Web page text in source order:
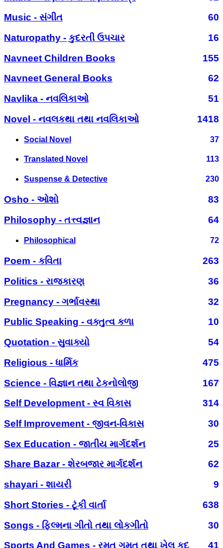
Music - સંગીત
60
Naturopathy - કુદરતી ઉપચાર
16
Navneet Children Books
155
Navneet General Books
62
Navlika - નવલિકાઓ
51
Novel - નવલકથા તથા નવલિકાઓ
1418
Social Novel 37
Translated Novel 113
Suspense & Detective 230
Osho - ઓશો
83
Philosophy - તત્ત્વજ્ઞાન
64
Philosophical 72
Poem - કવિતા
263
Politics - રાજકારણ
36
Pregnancy - ગર્ભાવસ્થા
32
Public Speaking - વક્તુત્વ કળા
10
Quotation - સુવાક્યો
54
Religious - ધાર્મિક
475
Science - વિજ્ઞાન તથા ટેકનોલોજી
167
Self Development - સ્વ વિકાસ
314
Self Improvement - જીવન-વિકાસ
30
Sex Education - જાતીય માર્ગદર્શન
25
Share Bazar - શેરબજાર માર્ગદર્શન
62
shayari - શાયરી
9
Short Stories - ટૂંકી વાર્તા
638
Songs - ફિલ્મના ગીતો તથા લોકગીતો
30
Sports And Games - રમત ગમત તથા ખેલ કૂદ
41